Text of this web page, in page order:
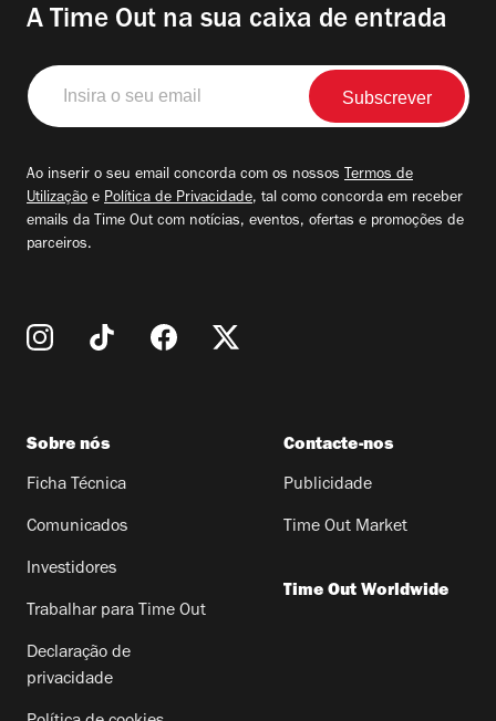
A Time Out na sua caixa de entrada
Insira
o
seu
Ao inserir o seu email concorda com os nossos Termos de
Utilização e Política de Privacidade, tal como concorda em receber
emails da Time Out com notícias, eventos, ofertas e promoções de
parceiros.
Sobre nós
Ficha Técnica
Comunicados
Investidores
Trabalhar para Time Out
Declaração de
privacidade
Contacte-nos
Publicidade
Time Out Market
Time Out Worldwide